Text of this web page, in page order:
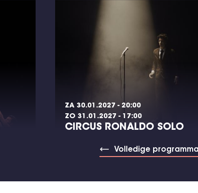
ZA 30.01.2027 - 20:00
ZO 31.01.2027 - 17:00
CIRCUS RONALDO SOLO
Volledige programma